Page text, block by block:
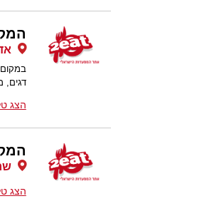
אדום
במקום
דגים,
הצג
שרון 6,
הצג